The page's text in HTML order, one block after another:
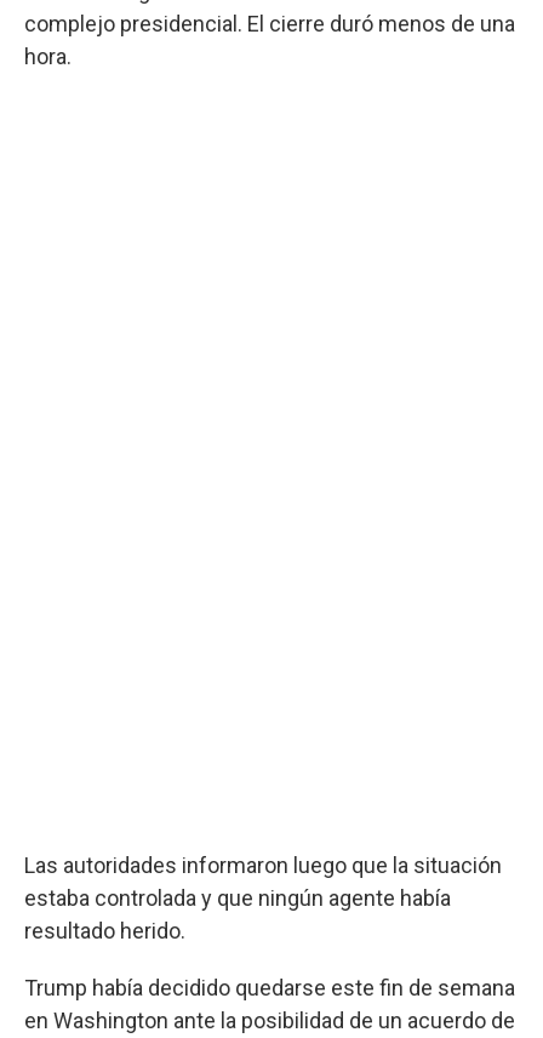
complejo presidencial. El cierre duró menos de una
hora.
Las autoridades informaron luego que la situación
estaba controlada y que ningún agente había
resultado herido.
Trump había decidido quedarse este fin de semana
en Washington ante la posibilidad de un acuerdo de